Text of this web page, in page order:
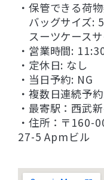
・保管できる荷
バッグサイズ: 5
スーツケース
・営業時間:
・定休日: なし
・当日予約: NG
・複数日連続予
・最寄駅：西武
・住所：〒160-
27-5 Apmビル